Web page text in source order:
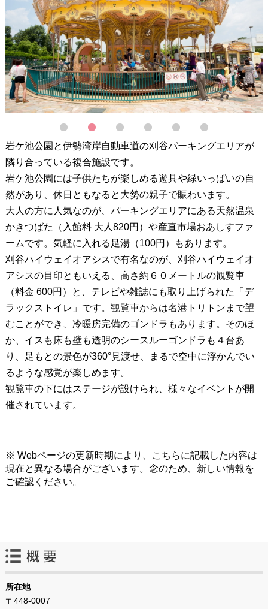
2
岩ケ池公園と伊勢湾岸自動車道の刈谷パーキングエリアが
隣り合っている複合施設です。
岩ケ池公園には子供たちが楽しめる遊具や緑いっぱいの自
然があり、休日ともなると大勢の親子で賑わいます。
大人の方に人気なのが、パーキングエリアにある天然温泉
かきつばた（入館料 大人820円）や産直市場おあしすファ
ームです。気軽に入れる足湯（100円）もあります。
刈谷ハイウェイオアシスで有名なのが、刈谷ハイウェイオ
アシスの目印ともいえる、高さ約６０メートルの観覧車
（料金 600円）と、テレビや雑誌にも取り上げられた「デ
ラックストイレ」です。観覧車からは名港トリトンまで望
むことができ、冷暖房完備のゴンドラもあります。そのほ
か、イスも床も壁も透明のシースルーゴンドラも４台あ
り、足もとの景色が360°見渡せ、まるで空中に浮かんでい
るような感覚が楽しめます。
観覧車の下にはステージが設けられ、様々なイベントが開
催されています。
※ Webページの更新時期により、こちらに記載した内容は
現在と異なる場合がございます。念のため、新しい情報を
ご確認ください。
所在地
〒448-0007